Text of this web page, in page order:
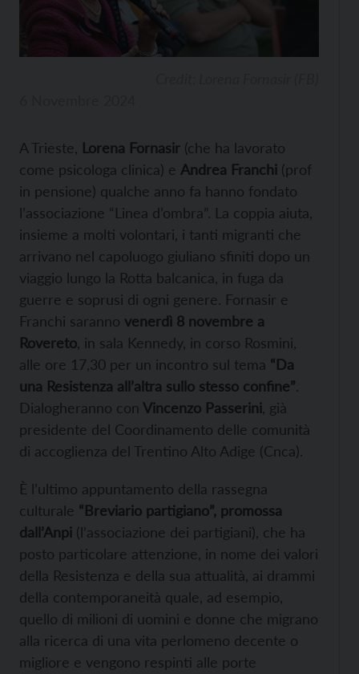
A Trieste, Lorena Fornasir (che ha lavorato
come psicologa clinica) e Andrea Franchi (prof
in pensione) qualche anno fa hanno fondato
l’associazione “Linea d’ombra”. La coppia aiuta,
insieme a molti volontari, i tanti migranti che
arrivano nel capoluogo giuliano sfiniti dopo un
viaggio lungo la Rotta balcanica, in fuga da
guerre e soprusi di ogni genere. Fornasir e
Franchi saranno venerdì 8 novembre a
Rovereto , in sala Kennedy, in corso Rosmini,
alle ore 17,30 per un incontro sul tema “Da
una Resistenza all’altra sullo stesso confine”.
Dialogheranno con Vincenzo Passerini , già
presidente del Coordinamento delle comunità
di accoglienza del Trentino Alto Adige (Cnca).
È l’ultimo appuntamento della rassegna
culturale “Breviario partigiano”, promossa
dall’Anpi (l’associazione dei partigiani), che ha
posto particolare attenzione, in nome dei valori
della Resistenza e della sua attualità, ai drammi
della contemporaneità quale, ad esempio,
quello di milioni di uomini e donne che migrano
alla ricerca di una vita perlomeno decente o
migliore e vengono respinti alle porte